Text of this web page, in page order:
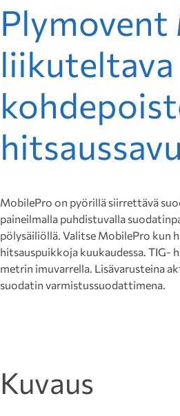
liikuteltava
MobilePro on pyörillä siirrettävä
paineilmalla puhdistuvalla
pölysäiliöllä. Valitse MobilePro kun
hitsauspuikkoja kuukaudessa.
metrin imuvarrella. Lisävarusteina
suodatin varmistussuodattimena.
Kuvaus